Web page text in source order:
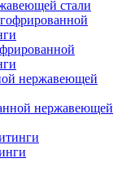
стали
нержавеющей
нержавеющей